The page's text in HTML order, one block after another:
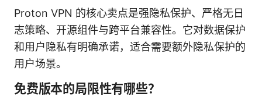
Proton VPN 的核心卖点是强隐私保护、严格无日
志策略、开源组件与跨平台兼容性。它对数据保护
和用户隐私有明确承诺，适合需要额外隐私保护的
用户场景。
免费版本的局限性有哪些？